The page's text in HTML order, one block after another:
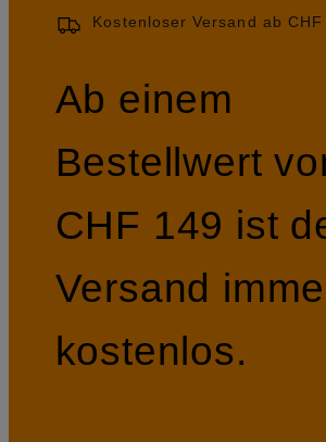
Kostenloser Versand ab CHF
Ab einem
Bestellwert
CHF 149 ist
Versand
kostenlos.